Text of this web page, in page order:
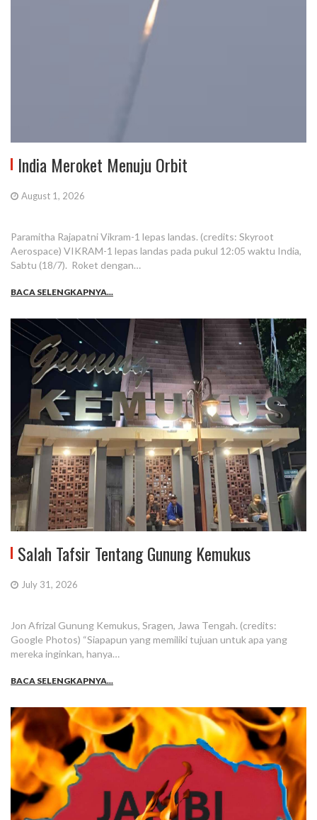
India Meroket Menuju Orbit
August 1, 2026
Paramitha Rajapatni Vikram-1 lepas landas. (credits: Skyroot
Aerospace) VIKRAM-1 lepas landas pada pukul 12:05 waktu India,
Sabtu (18/7). Roket dengan…
BACA SELENGKAPNYA...
Salah Tafsir Tentang Gunung Kemukus
July 31, 2026
Jon Afrizal Gunung Kemukus, Sragen, Jawa Tengah. (credits:
Google Photos) “Siapapun yang memiliki tujuan untuk apa yang
mereka inginkan, hanya…
BACA SELENGKAPNYA...